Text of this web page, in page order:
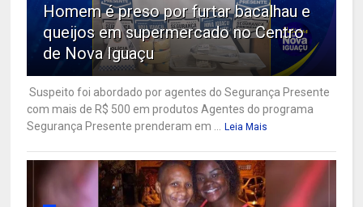
Homem é preso por furtar bacalhau e
queijos em supermercado no Centro
de Nova Iguaçu
Suspeito foi abordado por agentes do Segurança Presente
com mais de R$ 500 em produtos Agentes do programa
Segurança Presente prenderam em ...
Leia Mais